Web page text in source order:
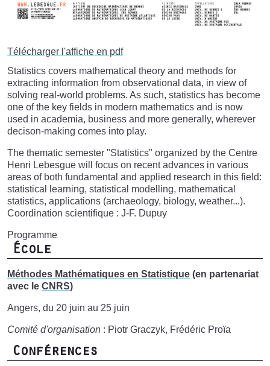
Télécharger l'affiche en pdf
Statistics covers mathematical theory and methods for
extracting information from observational data, in view of
solving real-world problems. As such, statistics has become
one of the key fields in modern mathematics and is now
used in academia, business and more generally, wherever
decison-making comes into play.
The thematic semester "Statistics" organized by the Centre
Henri Lebesgue will focus on recent advances in various
areas of both fundamental and applied research in this field:
statistical learning, statistical modelling, mathematical
statistics, applications (archaeology, biology, weather...).
Coordination scientifique : J-F. Dupuy
Programme
École
Méthodes Mathématiques en Statistique (en partenariat
avec le CNRS)
Angers, du 20 juin au 25 juin
Comité d'organisation : Piotr Graczyk, Frédéric Proïa
Conférences